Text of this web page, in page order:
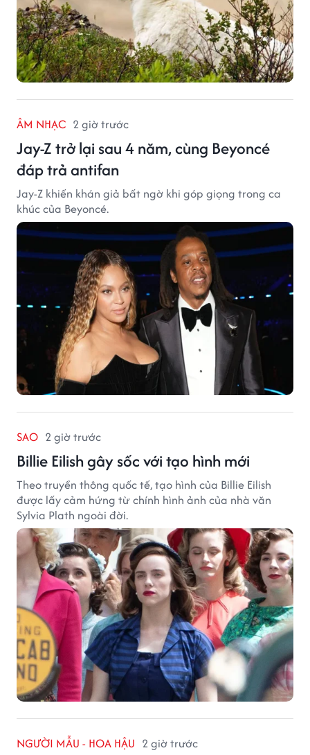
ÂM NHẠC 2 giờ trước
Jay-Z trở lại sau 4 năm, cùng Beyoncé
đáp trả antifan
Jay-Z khiến khán giả bất ngờ khi góp giọng trong ca
khúc của Beyoncé.
SAO 2 giờ trước
Billie Eilish gây sốc với tạo hình mới
Theo truyền thông quốc tế, tạo hình của Billie Eilish
được lấy cảm hứng từ chính hình ảnh của nhà văn
Sylvia Plath ngoài đời.
NGƯỜI MẪU - HOA HẬU 2 giờ trước